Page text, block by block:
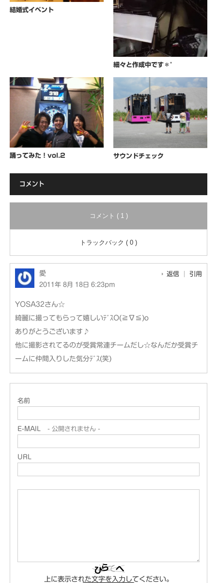
結婚式イベント
細々と作成中です＊°
踊ってみた！vol.2 サウンドチェック
コメント
コメント ( 1 )
トラックバック ( 0 )
愛
2011年 8月 18日 6:23pm
返信 引用
YOSA32さん☆
綺麗に撮ってもらって嬉しいﾃﾞｽO(≧∇≦)o
ありがとうございます♪
他に撮影されてるのが受賞常連チームだし☆なんだか受賞チ
ームに仲間入りした気分ﾃﾞｽ(笑)
名前
E-MAIL - 公開されません -
URL
上に表示された文字を入力してください。